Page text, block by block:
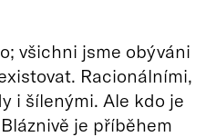
všichni jsme obýváni
Racionálními,
i šílenými. Ale kdo je
je příběhem